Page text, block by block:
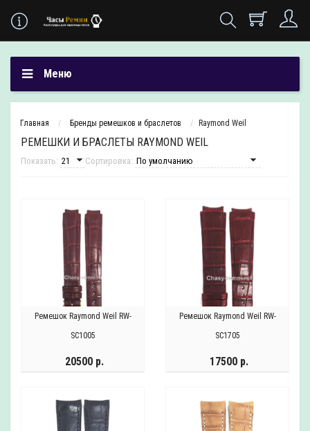
Меню
Главная Бренды ремешков и браслетов Raymond Weil
РЕМЕШКИ И БРАСЛЕТЫ RAYMOND WEIL
Показать: Сортировка:
Ремешок Raymond Weil RW-
SC1005
20500 р.
Ремешок Raymond Weil RW-
SC1705
17500 р.